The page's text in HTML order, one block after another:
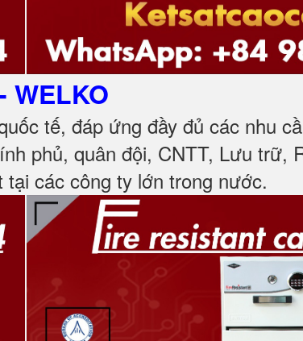
WELKO
tế, đáp ứng đầy đủ các nhu
phủ, quân đội, CNTT, Lưu trữ,
các công ty lớn trong nước.